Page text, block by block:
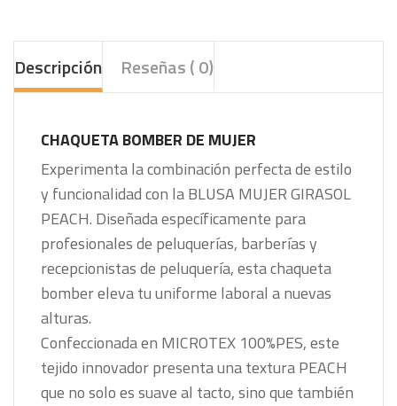
Descripción Reseñas ( 0)
CHAQUETA BOMBER DE MUJER
Experimenta la combinación perfecta de estilo
y funcionalidad con la BLUSA MUJER GIRASOL
PEACH. Diseñada específicamente para
profesionales de peluquerías, barberías y
recepcionistas de peluquería, esta chaqueta
bomber eleva tu uniforme laboral a nuevas
alturas.
Confeccionada en MICROTEX 100%PES, este
tejido innovador presenta una textura PEACH
que no solo es suave al tacto, sino que también